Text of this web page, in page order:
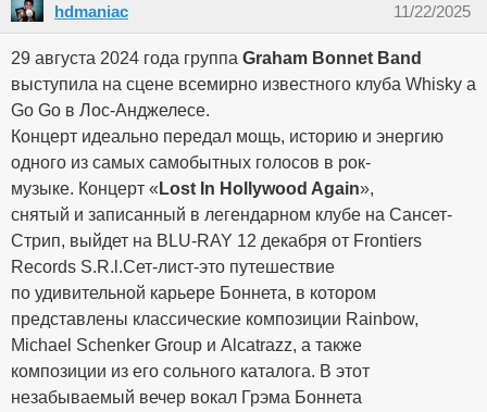
11/22/2025
hdmaniac
29 августа 2024 года группа Graham Bonnet Band
выступила на сцене всемирно известного клуба Whisky a
Go Go в Лос-Анджелесе.
Концерт идеально передал мощь, историю и энергию
одного из самых самобытных голосов в рок-
музыке. Концерт « Lost In Hollywood Again»,
снятый и записанный в легендарном клубе на Сансет-
Стрип, выйдет на BLU-RAY 12 декабря от Frontiers
Records S.R.l.Сет-лист-это путешествие
по удивительной карьере Боннета, в котором
представлены классические композиции Rainbow,
Michael Schenker Group и Alcatrazz, а также
композиции из его сольного каталога. В этот
незабываемый вечер вокал Грэма Боннета